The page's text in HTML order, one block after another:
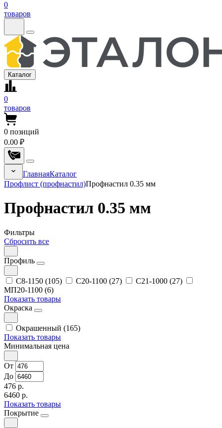
0
товаров
Каталог
0
товаров
0 позиций
0.00 ₽
ГлавнаяКаталог
Профлист (профнастил)Профнастил 0.35 мм
Профнастил 0.35 мм
Фильтры
Сбросить все
Профиль
С8-1150 (105) С20-1100 (27)
С21-1000 (27)
МП20-1100 (6)
Показать товары
Окраска
Окрашенный (165)
Показать товары
Минимальная цена
От
До
476 р.
6460 р.
Показать товары
Покрытие